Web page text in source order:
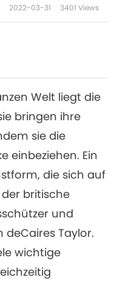
2022-03-31 3401 Views
Welt liegt die
bringen ihre
sie die
einbeziehen. Ein
die sich auf
britische
und
Taylor.
wichtige